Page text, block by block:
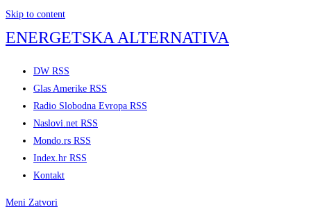
Skip to content
ENERGETSKA ALTERNATIVA
DW RSS
Glas Amerike RSS
Radio Slobodna Evropa RSS
Naslovi.net RSS
Mondo.rs RSS
Index.hr RSS
Kontakt
Meni Zatvori